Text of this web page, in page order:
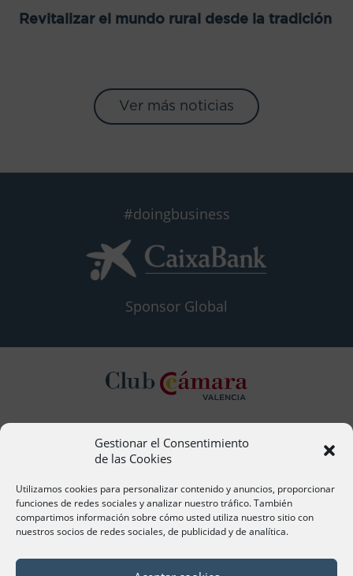
Gestionar el Consentimiento
de las Cookies
Utilizamos cookies para personalizar contenido y anuncios, proporcionar
funciones de redes sociales y analizar nuestro tráfico. También
compartimos información sobre cómo usted utiliza nuestro sitio con
nuestros socios de redes sociales, de publicidad y de analítica.
Revitalizar el mundo rural desde la tradición
Ver más noticias
#doingbusiness
Sponsor Global
Contacto
acervera@camaravalencia.com
961 366 212
Síguenos